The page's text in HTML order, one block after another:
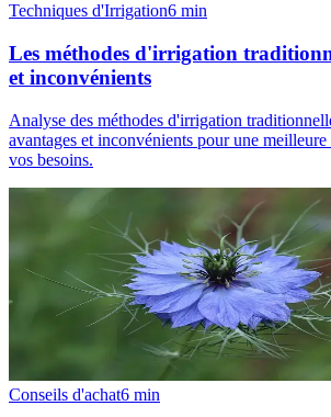
Techniques d'Irrigation6 min
Les méthodes d'irrigation
et inconvénients
Analyse des méthodes d'irrigation
avantages et inconvénients pour une meilleure
vos besoins.
Conseils d'achat6 min